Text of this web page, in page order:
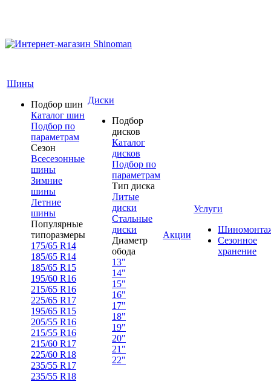
Шины
Подбор шин
Каталог шин
Подбор по
параметрам
Сезон
Всесезонные
шины
Зимние
шины
Летние
шины
Популярные
типоразмеры
175/65 R14
185/65 R14
185/65 R15
195/60 R16
215/65 R16
225/65 R17
195/65 R15
205/55 R16
215/55 R16
215/60 R17
225/60 R18
235/55 R17
235/55 R18
Диски
Подбор
дисков
Каталог
дисков
Подбор по
параметрам
Тип диска
Литые
диски
Стальные
диски
Диаметр
обода
13"
14"
15"
16"
17"
18"
19"
20"
21"
22"
Акции
Услуги
Сезонное
хранение